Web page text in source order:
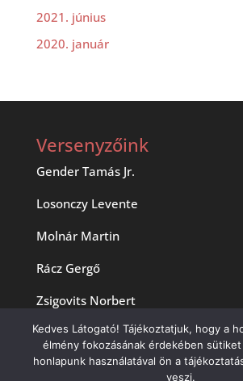
2021. június
2020. január
Versenyzőink
Gender Tamás Jr.
Losonczy Levente
Molnár Martin
Rácz Gergő
Zsigovits Norbert
Kedves Látogató! Tájékoztatjuk, hogy a
élmény fokozásának érdekében sütiket
honlapunk használatával ön a
veszi.